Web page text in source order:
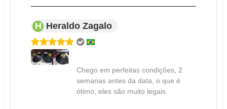
H Heraldo Zagalo
Chego em perfeitas condições, 2
semanas antes da data, o que é
ótimo, eles são muito legais.